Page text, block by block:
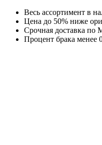
Перейти
содержимому
Весь ассортимент в
Цена до 50% ниже
Срочная доставка
Процент брака менее